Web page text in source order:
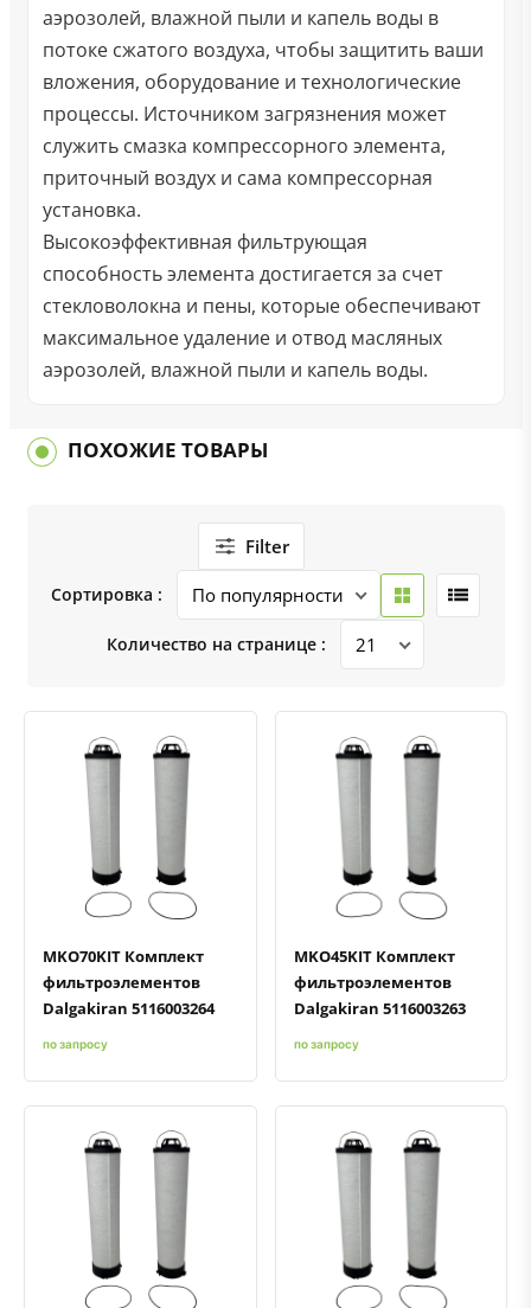
аэрозолей, влажной пыли и капель воды в
потоке сжатого воздуха, чтобы защитить ваши
вложения, оборудование и технологические
процессы. Источником загрязнения может
служить смазка компрессорного элемента,
приточный воздух и сама компрессорная
установка.
Высокоэффективная фильтрующая
способность элемента достигается за счет
стекловолокна и пены, которые обеспечивают
максимальное удаление и отвод масляных
аэрозолей, влажной пыли и капель воды.
ПОХОЖИЕ ТОВАРЫ
Filter
Сортировка :
Количество на странице :
MKO70KIT Комплект
фильтроэлементов
Dalgakiran 5116003264
по запросу
MKO45KIT Комплект
фильтроэлементов
Dalgakiran 5116003263
по запросу